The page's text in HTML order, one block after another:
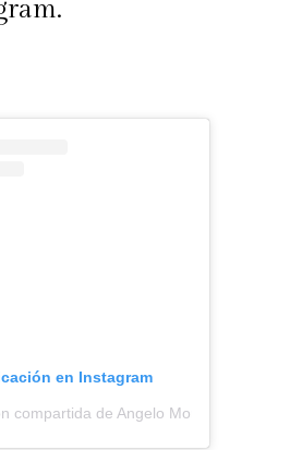
en Instagram
compartida de Angelo Moreno || Todo